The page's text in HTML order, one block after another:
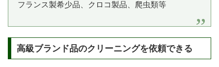
フランス製希少品、クロコ製品、爬虫類等
高級ブランド品のクリーニングを依頼できる